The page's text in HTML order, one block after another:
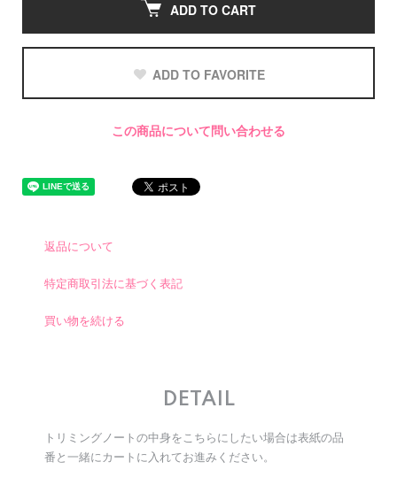
ADD TO CART
ADD TO FAVORITE
この商品について問い合わせる
返品について
特定商取引法に基づく表記
買い物を続ける
DETAIL
トリミングノートの中身をこちらにしたい場合は表紙の品
番と一緒にカートに入れてお進みください。